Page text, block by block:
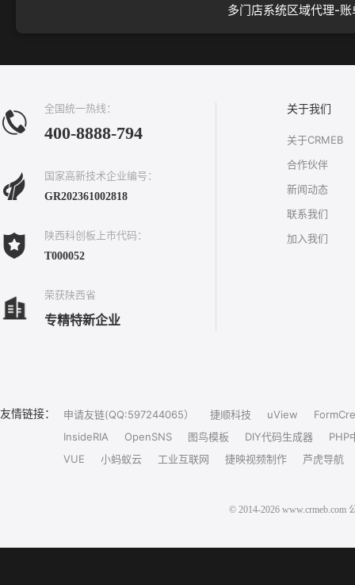
多门店系统区域代理-
全国统一热线：
400-8888-794
国家高新技术企业编号：
GR202361002818
陕西科创板上市代码：
T000052
荣获陕西省
专精特新企业
关于我们
关于CRMEB
合作伙伴
新闻动态
联系我们
加入我们
友情链接： 申请友链(QQ:597244065） 捷顺科技 uView
InsideRIA
OpenSNS 图鸟模板 DIY代码生成器
PHP
VUE
小蚂蚁云 工业互联网 捷映视频制作 芦虎导航
© 2014-2026